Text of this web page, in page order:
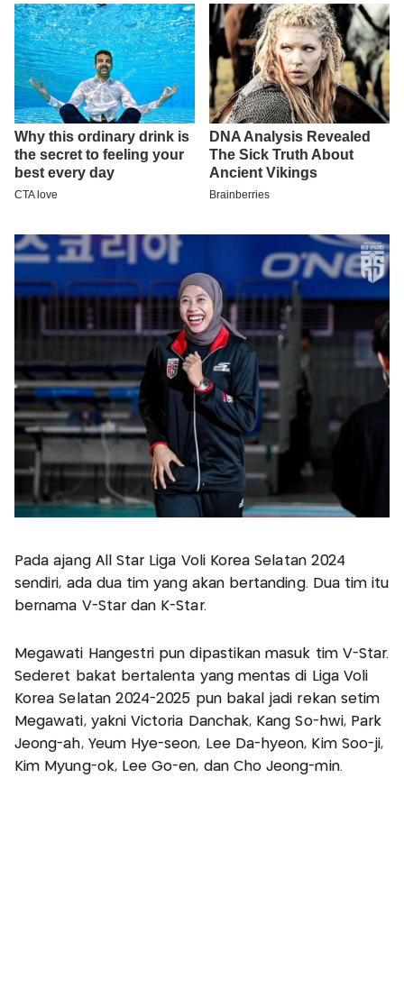
Pada ajang All Star Liga Voli Korea Selatan 2024
sendiri, ada dua tim yang akan bertanding. Dua tim itu
bernama V-Star dan K-Star.
Megawati Hangestri pun dipastikan masuk tim V-Star.
Sederet bakat bertalenta yang mentas di Liga Voli
Korea Selatan 2024-2025 pun bakal jadi rekan setim
Megawati, yakni Victoria Danchak, Kang So-hwi, Park
Jeong-ah, Yeum Hye-seon, Lee Da-hyeon, Kim Soo-ji,
Kim Myung-ok, Lee Go-en, dan Cho Jeong-min.